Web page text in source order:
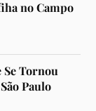
no Campo
Se Tornou
Paulo